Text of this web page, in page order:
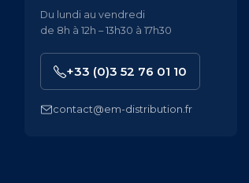
Du lundi au vendredi
de 8h à 12h – 13h30 à 17h30
+33 (0)3 52 76 01 10
contact@em-distribution.fr